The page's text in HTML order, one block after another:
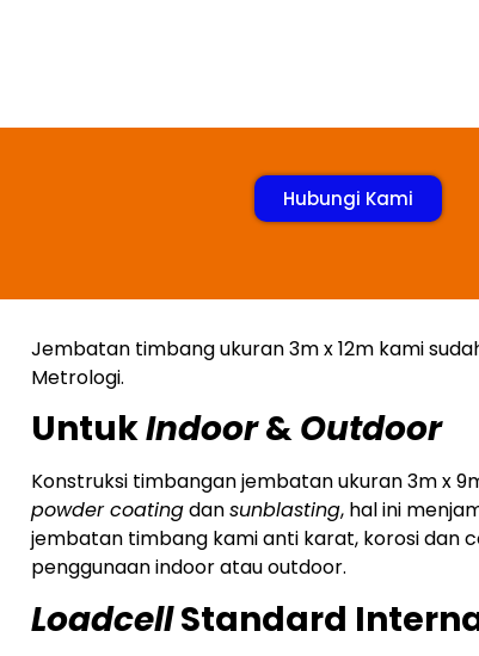
Hubungi Kami
Jembatan timbang ukuran 3m x 12m kami
Metrologi.
UntukIndoor&Outdoor
Konstruksi timbangan jembatan ukuran 3m x
powder coatingdansunblasting, hal ini
jembatan timbang kami anti karat, korosi dan
penggunaan indoor atau outdoor.
LoadcellStandard